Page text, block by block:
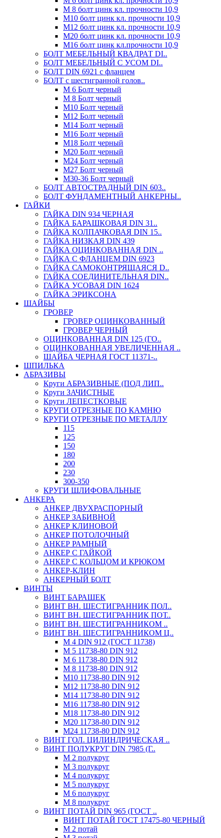
М 8 болт цинк кл. прочности 10,9
М10 болт цинк кл. прочности 10,9
М12 болт цинк кл. прочности 10,9
М20 болт цинк кл. прочности 10,9
М16 болт цинк кл.прочности 10,9
БОЛТ МЕБЕЛЬНЫЙ КВАДРАТ DI..
БОЛТ МЕБЕЛЬНЫЙ С УСОМ DI..
БОЛТ DIN 6921 c фланцем
БОЛТ с шестигранной голов..
М 6 Болт черный
М 8 Болт черный
М10 Болт черный
М12 Болт черный
М14 Болт черный
М16 Болт черный
М18 Болт черный
М20 Болт черный
М24 Болт черный
М27 Болт черный
М30-36 Болт черный
БОЛТ АВТОСТРАДНЫЙ DIN 603..
БОЛТ ФУНДАМЕНТНЫЙ АНКЕРНЫ..
ГАЙКИ
ГАЙКА DIN 934 ЧЕРНАЯ
ГАЙКА БАРАШКОВАЯ DIN 31..
ГАЙКА КОЛПАЧКОВАЯ DIN 15..
ГАЙКА НИЗКАЯ DIN 439
ГАЙКА ОЦИНКОВАННАЯ DIN ..
ГАЙКА С ФЛАНЦЕМ DIN 6923
ГАЙКА САМОКОНТРЯЩАЯСЯ D..
ГАЙКА СОЕДИНИТЕЛЬНАЯ DIN..
ГАЙКА УСОВАЯ DIN 1624
ГАЙКА ЭРИКСОНА
ШАЙБЫ
ГРОВЕР
ГРОВЕР ОЦИНКОВАННЫЙ
ГРОВЕР ЧЕРНЫЙ
ОЦИНКОВАННАЯ DIN 125 (ГО..
ОЦИНКОВАННАЯ УВЕЛИЧЕННАЯ ..
ШАЙБА ЧЕРНАЯ ГОСТ 11371-..
ШПИЛЬКА
АБРАЗИВЫ
Круги АБРАЗИВНЫЕ (ПОД ЛИП..
Круги ЗАЧИСТНЫЕ
Круги ЛЕПЕСТКОВЫЕ
КРУГИ ОТРЕЗНЫЕ ПО КАМНЮ
КРУГИ ОТРЕЗНЫЕ ПО МЕТАЛЛУ
115
125
150
180
200
230
300-350
КРУГИ ШЛИФОВАЛЬНЫЕ
АНКЕРА
АНКЕР ДВУХРАСПОРНЫЙ
АНКЕР ЗАБИВНОЙ
АНКЕР КЛИНОВОЙ
АНКЕР ПОТОЛОЧНЫЙ
АНКЕР РАМНЫЙ
АНКЕР С ГАЙКОЙ
АНКЕР С КОЛЬЦОМ И КРЮКОМ
АНКЕР-КЛИН
АНКЕРНЫЙ БОЛТ
ВИНТЫ
ВИНТ БАРАШЕК
ВИНТ ВН. ШЕСТИГРАННИК ПОЛ..
ВИНТ ВН. ШЕСТИГРАННИК ПОТ..
ВИНТ ВН. ШЕСТИГРАННИКОМ ..
ВИНТ ВН. ШЕСТИГРАННИКОМ Ц..
М 4 DIN 912 (ГОСТ 11738)
М 5 11738-80 DIN 912
М 6 11738-80 DIN 912
М 8 11738-80 DIN 912
М10 11738-80 DIN 912
М12 11738-80 DIN 912
М14 11738-80 DIN 912
М16 11738-80 DIN 912
М18 11738-80 DIN 912
М20 11738-80 DIN 912
М24 11738-80 DIN 912
ВИНТ ГОЛ. ЦИЛИНДРИЧЕСКАЯ ..
ВИНТ ПОЛУКРУГ DIN 7985 (Г..
М 2 полукруг
М 3 полукруг
М 4 полукруг
М 5 полукруг
М 6 полукруг
М 8 полукруг
ВИНТ ПОТАЙ DIN 965 (ГОСТ ..
ВИНТ ПОТАЙ ГОСТ 17475-80 ЧЕРНЫЙ
М 2 потай